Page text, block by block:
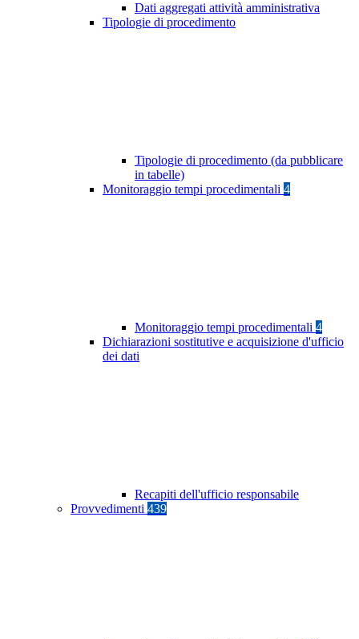
Dati aggregati attività amministrativa
Tipologie di procedimento
Tipologie di procedimento (da pubblicare
in tabelle)
Monitoraggio tempi procedimentali 4
Monitoraggio tempi procedimentali 4
Dichiarazioni sostitutive e acquisizione d'ufficio
dei dati
Recapiti dell'ufficio responsabile
Provvedimenti 439